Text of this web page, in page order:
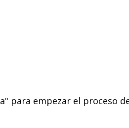
para empezar el proceso